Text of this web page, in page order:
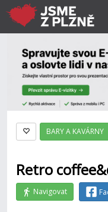
BARY A KAVÁRNY
Retro
Navigovat